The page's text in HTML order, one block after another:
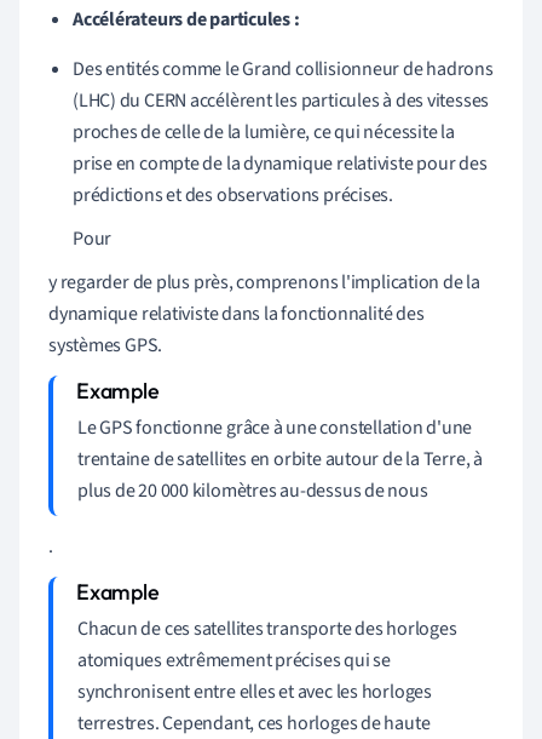
Accélérateurs de particules :
Des entités comme le Grand collisionneur de hadrons
(LHC) du CERN accélèrent les particules à des vitesses
proches de celle de la lumière, ce qui nécessite la
prise en compte de la dynamique relativiste pour des
prédictions et des observations précises.
Pour
y regarder de plus près, comprenons l'implication de la
dynamique relativiste dans la fonctionnalité des
systèmes GPS.
Le GPS fonctionne grâce à une constellation d'une
trentaine de satellites en orbite autour de la Terre, à
plus de 20 000 kilomètres au-dessus de nous
.
Chacun de ces satellites transporte des horloges
atomiques extrêmement précises qui se
synchronisent entre elles et avec les horloges
terrestres. Cependant, ces horloges de haute